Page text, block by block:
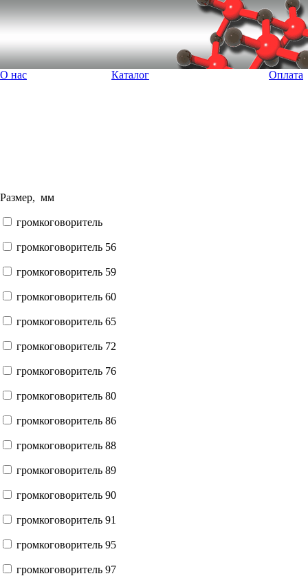
О нас Каталог Оплата
Размер, мм
громкоговоритель
громкоговоритель 56
громкоговоритель 59
громкоговоритель 60
громкоговоритель 65
громкоговоритель 72
громкоговоритель 76
громкоговоритель 80
громкоговоритель 86
громкоговоритель 88
громкоговоритель 89
громкоговоритель 90
громкоговоритель 91
громкоговоритель 95
громкоговоритель 97